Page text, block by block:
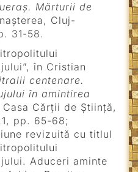
Mărturii de
Cluj-
31-58.
în Cristian
centenare.
în amintirea
Casa Cărții de Știință,
pp. 65-68;
revizuită cu titlul
Aduceri aminte